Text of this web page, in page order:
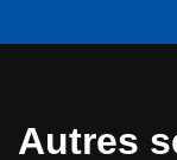
Autres